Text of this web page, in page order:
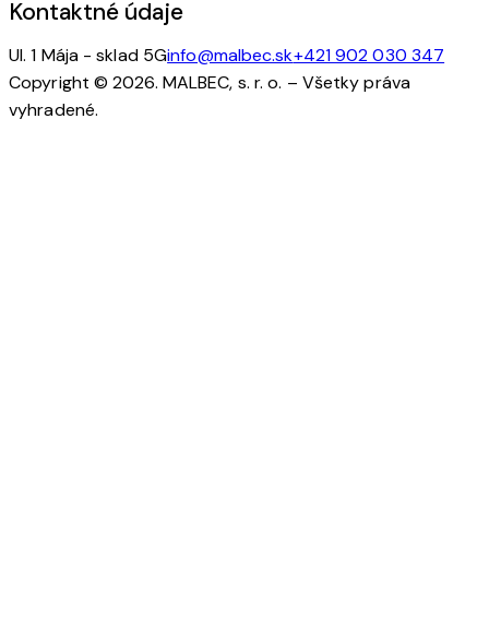
Kontaktné údaje
Ul. 1 Mája - sklad 5Ginfo@malbec.sk+421 902 030 347
Copyright © 2026. MALBEC, s. r. o. – Všetky práva
vyhradené.